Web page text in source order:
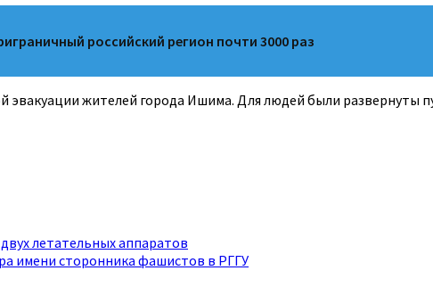
российский регион почти 3000 раз
эвакуации жителей города Ишима. Для людей были развернуты
летательных аппаратов
имени сторонника фашистов в РГГУ